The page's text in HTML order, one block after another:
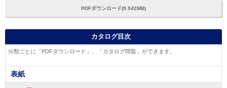
PDFダウンロード(9.942MB)
カタログ目次
分類ごとに「PDFダウンロード」、「カタログ閲覧」ができます。
表紙